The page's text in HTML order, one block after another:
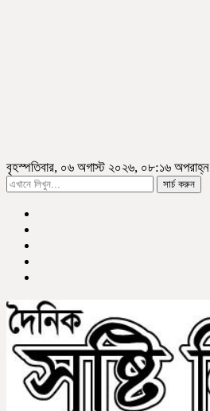
বৃহস্পতিবার, ০৬ অগাস্ট ২০২৬, ০৮:১৬ অপরাহ্ন
সার্চ করুন